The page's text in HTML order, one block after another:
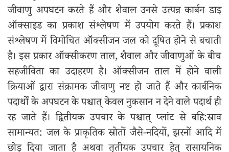
जीवाणु अपघटन करते हैं और शैवाल उनसे उत्पन्न कार्बन डाइ
ऑक्साइड का प्रकाश संश्लेषण में उपयोग करते हैं। प्रकाश
संश्लेषण में विमोचित ऑक्सीजन जल को दूषित होने से बचाती
है। इस प्रकार ऑक्सीकरण ताल, शैवाल और जीवाणुओं के बीच
सहजीविता का उदाहरण है। ऑक्सीजन ताल में होने वाली
क्रियाओं द्वारा संक्रामक जीवाणु नष्ट हो जाते हैं और कार्बनिक
पदार्थों के अपघटन के पश्चात् केवल नुकसान न देने वाले पदार्थ ही
रह जाते हैं। द्वितीयक उपचार के पश्चात् प्लांट से बहि:स्राव
सामान्यत: जल के प्राकृतिक स्रोतों जैसे-नदियों, झरनों आदि में